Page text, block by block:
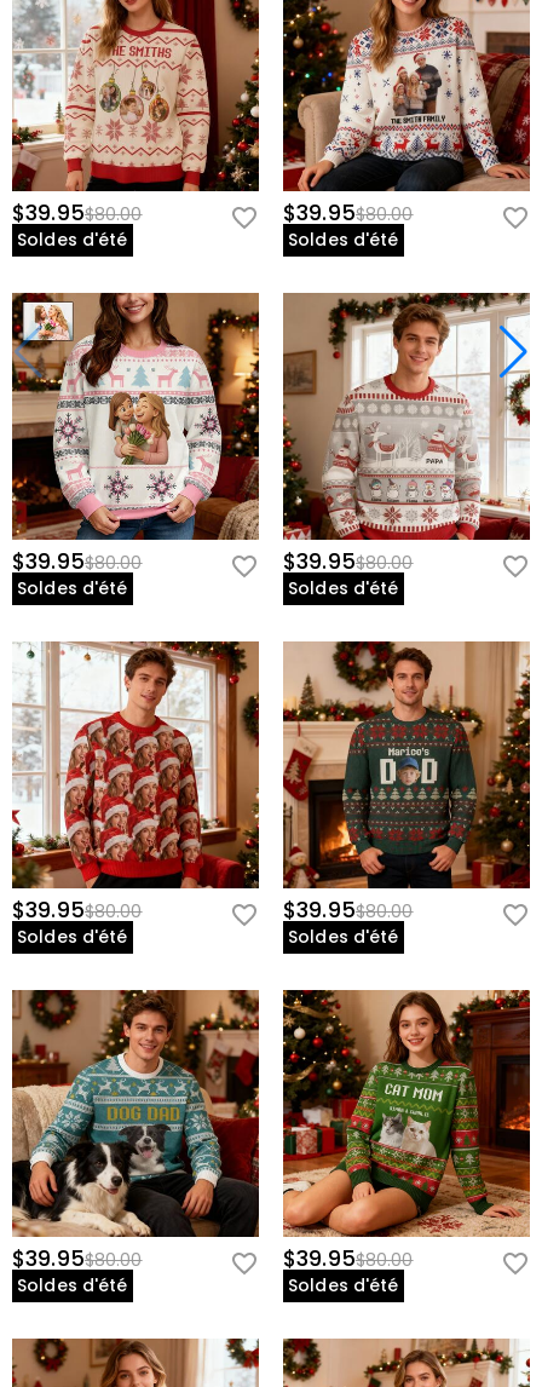
$39.95$80.00
Soldes d'été
$39.95$80.00
Soldes d'été
$39.95$80.00
Soldes d'été
$39.95$80.00
Soldes d'été
$39.95$80.00
Soldes d'été
$39.95$80.00
Soldes d'été
$39.95$80.00
Soldes d'été
$39.95$80.00
Soldes d'été